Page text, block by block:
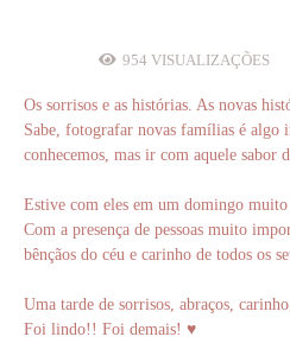
954 VISUALIZAÇÕES
Os sorrisos e as histórias. As novas
Sabe, fotografar novas famílias é algo
conhecemos, mas ir com aquele sabor
Estive com eles em um domingo
Com a presença de pessoas muito
bênçãos do céu e carinho de todos os
Uma tarde de sorrisos, abraços,
Foi lindo!! Foi demais! ♥